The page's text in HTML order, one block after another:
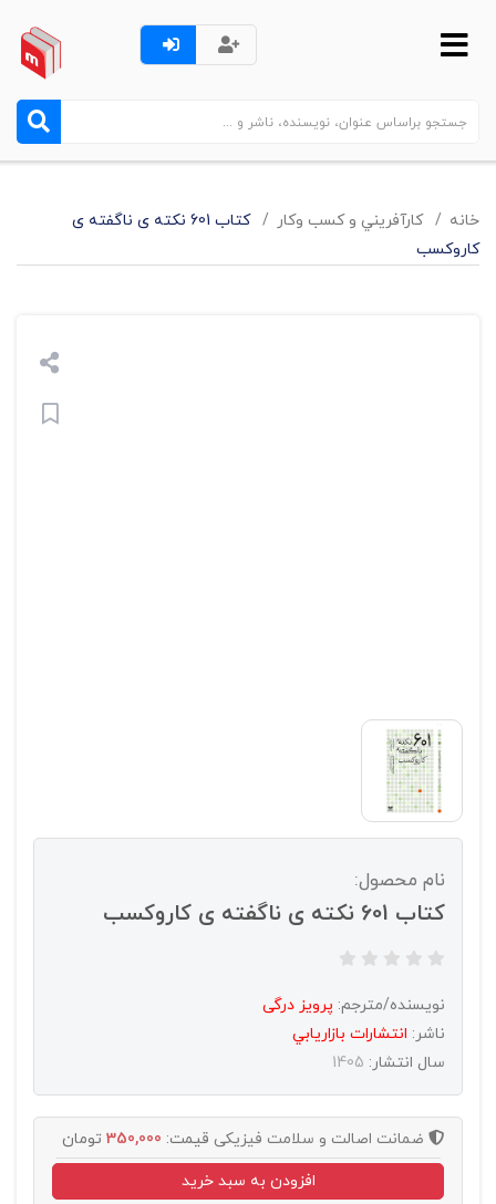
خانه کارآفريني و کسب وکار
کتاب 601 نکته ی ناگفته ی
کاروکسب
نام محصول:
کتاب 601 نکته ی ناگفته ی کاروکسب
نویسنده/مترجم: پرویز درگی
ناشر: انتشارات بازاريابي
سال انتشار: 1405
ضمانت اصالت و سلامت فیزیکی قیمت: 350,000 تومان
افزودن به سبد خرید